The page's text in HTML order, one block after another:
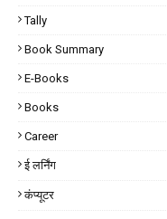
Tally
Book Summary
E-Books
Books
Career
ई लर्निंग
कंप्यूटर